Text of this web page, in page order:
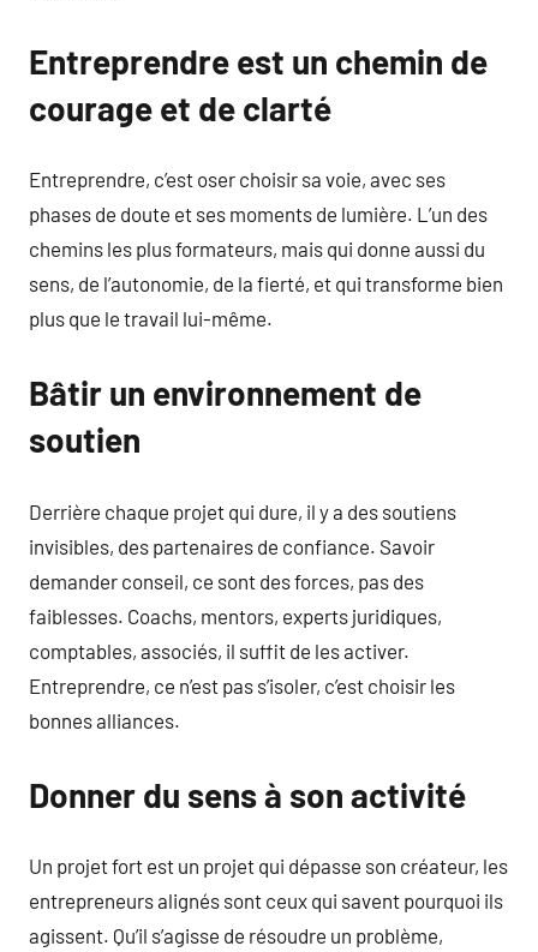
Entreprendre est un chemin de
courage et de clarté
Entreprendre, c’est oser choisir sa voie, avec ses
phases de doute et ses moments de lumière. L’un des
chemins les plus formateurs, mais qui donne aussi du
sens, de l’autonomie, de la fierté, et qui transforme bien
plus que le travail lui-même.
Bâtir un environnement de
soutien
Derrière chaque projet qui dure, il y a des soutiens
invisibles, des partenaires de confiance. Savoir
demander conseil, ce sont des forces, pas des
faiblesses. Coachs, mentors, experts juridiques,
comptables, associés, il suffit de les activer.
Entreprendre, ce n’est pas s’isoler, c’est choisir les
bonnes alliances.
Donner du sens à son activité
Un projet fort est un projet qui dépasse son créateur, les
entrepreneurs alignés sont ceux qui savent pourquoi ils
agissent. Qu’il s’agisse de résoudre un problème,